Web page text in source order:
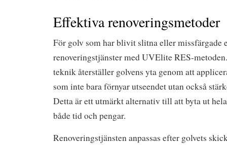
Effektiva renoveringsmetoder
För golv som har blivit slitna eller missfärgade
renoveringstjänster med UVElite RES-
teknik återställer golvens yta genom att
som inte bara förnyar utseendet utan också
Detta är ett utmärkt alternativ till att byta ut
både tid och pengar.
Renoveringstjänsten anpassas efter golvets